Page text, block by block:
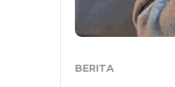
BERITA